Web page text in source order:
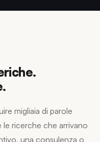
migliaia di parole
le ricerche che arrivano
una consulenza o